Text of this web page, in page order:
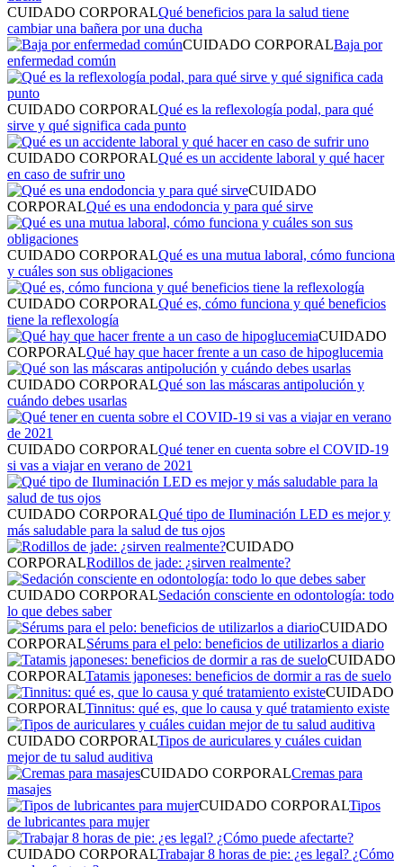
CUIDADO CORPORALQué beneficios para la salud tiene
cambiar una bañera por una ducha
CUIDADO CORPORALBaja por
enfermedad común
CUIDADO CORPORALQué es la reflexología podal, para qué
sirve y qué significa cada punto
CUIDADO CORPORALQué es un accidente laboral y qué hacer
en caso de sufrir uno
CUIDADO
CORPORALQué es una endodoncia y para qué sirve
CUIDADO CORPORALQué es una mutua laboral, cómo funciona
y cuáles son sus obligaciones
CUIDADO CORPORALQué es, cómo funciona y qué beneficios
tiene la reflexología
CUIDADO
CORPORALQué hay que hacer frente a un caso de hipoglucemia
CUIDADO CORPORALQué son las máscaras antipolución y
cuándo debes usarlas
CUIDADO CORPORALQué tener en cuenta sobre el COVID-19
si vas a viajar en verano de 2021
CUIDADO CORPORALQué tipo de Iluminación LED es mejor y
más saludable para la salud de tus ojos
CUIDADO
CORPORALRodillos de jade: ¿sirven realmente?
CUIDADO CORPORALSedación consciente en odontología: todo
lo que debes saber
CUIDADO
CORPORALSérums para el pelo: beneficios de utilizarlos a diario
CUIDADO
CORPORALTatamis japoneses: beneficios de dormir a ras de suelo
CUIDADO
CORPORALTinnitus: qué es, que lo causa y qué tratamiento existe
CUIDADO CORPORALTipos de auriculares y cuáles cuidan
mejor de tu salud auditiva
CUIDADO CORPORALCremas para
masajes
CUIDADO CORPORALTipos
de lubricantes para mujer
CUIDADO CORPORALTrabajar 8 horas de pie: ¿es legal? ¿Cómo